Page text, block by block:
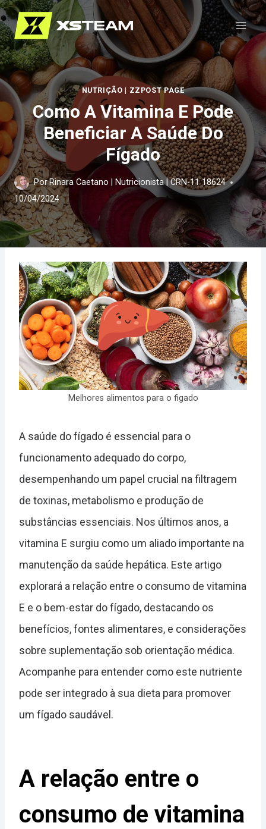
Pular
para
o
Conteúdo
NUTRIÇÃO | ZZPOST PAGE
Como A Vitamina E Pode
Beneficiar A Saúde Do
Fígado
PorRinara Caetano | Nutricionista | CRN-11 18624
10/04/2024
Melhores alimentos para o figado
A saúde do fígado é essencial para o
funcionamento adequado do corpo,
desempenhando um papel crucial na filtragem
de toxinas, metabolismo e produção de
substâncias essenciais. Nos últimos anos, a
vitamina E surgiu como um aliado importante na
manutenção da saúde hepática. Este artigo
explorará a relação entre o consumo de vitamina
E e o bem-estar do fígado, destacando os
benefícios, fontes alimentares, e considerações
sobre suplementação sob orientação médica.
Acompanhe para entender como este nutriente
pode ser integrado à sua dieta para promover
um fígado saudável.
A relação entre o
consumo de vitamina